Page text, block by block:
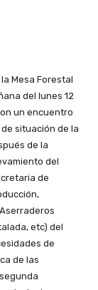
Mesa Forestal
del lunes 12
un encuentro
situación de la
de la
del
de
etc) del
de
de las